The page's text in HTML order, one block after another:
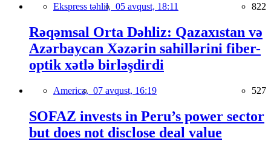
Ekspress təhlil, 05 avqust, 18:11 822
Rəqəmsal Orta Dəhliz: Qazaxıstan və
Azərbaycan Xəzərin sahillərini fiber-
optik xətlə birləşdirdi
America, 07 avqust, 16:19 527
SOFAZ invests in Peru’s power sector
but does not disclose deal value